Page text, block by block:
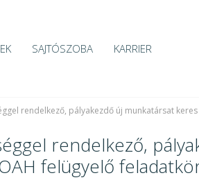
SAJTÓSZOBA KARRIER
rendelkező, pályakezdő új munkatársat
rendelkező,
felügyelő